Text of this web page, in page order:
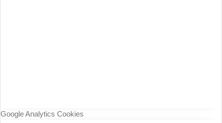
Google Analytics Cookies